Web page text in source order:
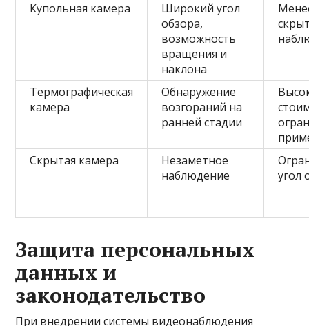
Купольная камера
Широкий угол
обзора,
возможность
вращения и
наклона
Термографическая
камера
Обнаружение
возгораний на
ранней стадии
Скрытая камера
Незаметное
наблюдение
угол
Защита персональных
данных и
законодательство
При внедрении системы видеонаблюдения